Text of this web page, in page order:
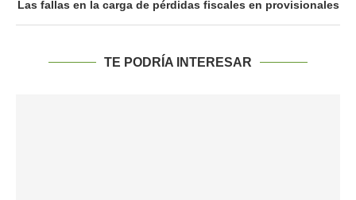
Las fallas en la carga de pérdidas fiscales en provisionales
TE PODRÍA INTERESAR